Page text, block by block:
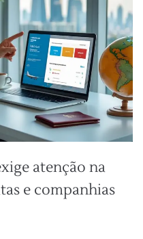
atenção na
e companhias